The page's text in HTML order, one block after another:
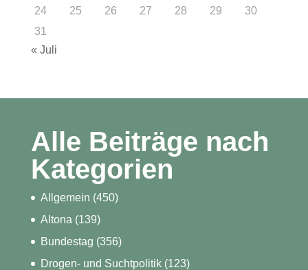
24
25 26 27 28 29
30
31
« Juli
Alle Beiträge nach
Kategorien
Allgemein (450)
Altona (139)
Bundestag (356)
Drogen- und Suchtpolitik(123)